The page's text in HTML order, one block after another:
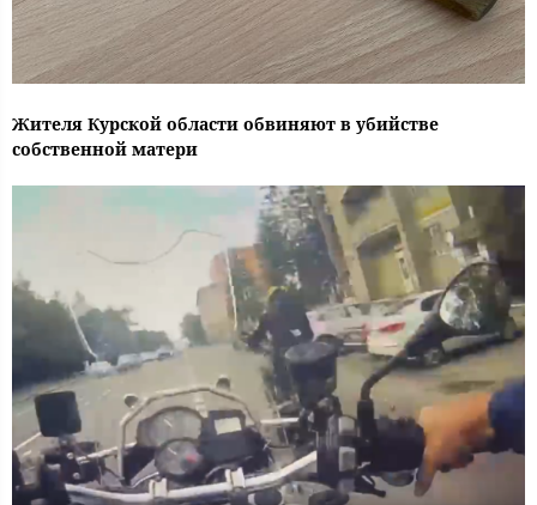
Жителя Курской области обвиняют в убийстве
собственной матери